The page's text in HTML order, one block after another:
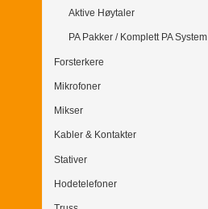
Aktive Høytaler
PA Pakker / Komplett PA System
Forsterkere
Mikrofoner
Mikser
Kabler & Kontakter
Stativer
Hodetelefoner